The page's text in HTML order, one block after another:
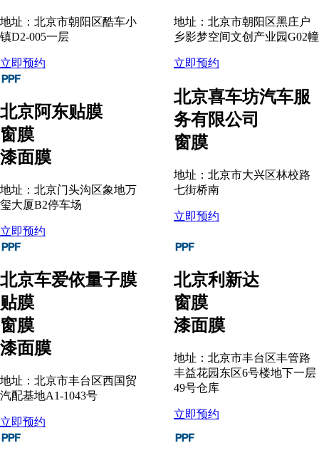
地址：北京市朝阳区酷车小
镇D2-005一层
立即预约
地址：北京市朝阳区黑庄户
乡影梦空间文创产业园G02幢
立即预约
北京阿东贴膜
窗膜
漆面膜
地址：北京门头沟区象地万
玺大厦B2停车场
立即预约
北京喜车坊汽车服
务有限公司
窗膜
地址：北京市大兴区林校路
七街桥南
立即预约
北京车爱依量子膜
贴膜
窗膜
漆面膜
地址：北京市丰台区西国贸
汽配基地A1-1043号
立即预约
北京利新达
窗膜
漆面膜
地址：北京市丰台区丰管路
丰益花园东区6号楼地下一层
49号仓库
立即预约